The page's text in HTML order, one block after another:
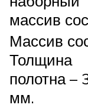
массив
Массив
Толщина
полотна –
мм.